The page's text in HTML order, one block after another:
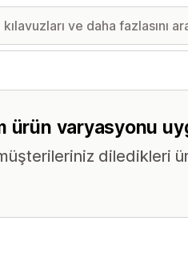
varyasyonu
diledikleri